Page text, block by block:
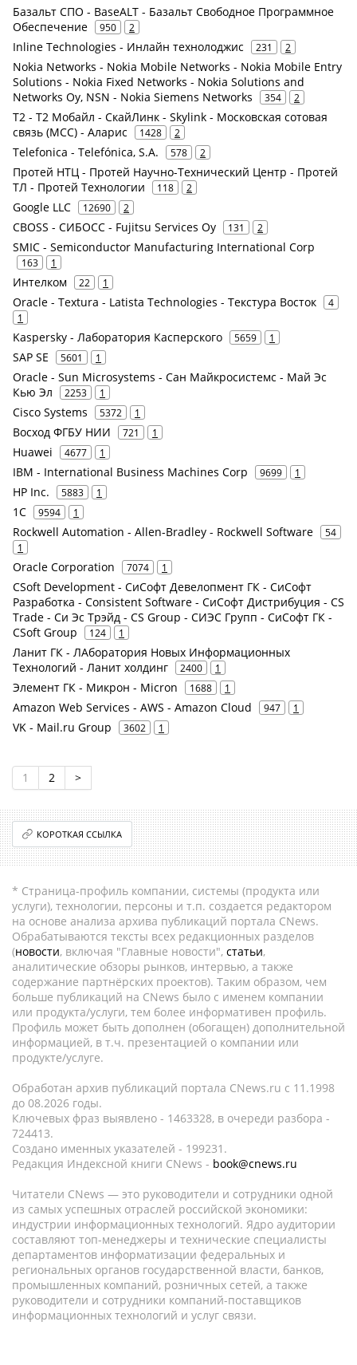
Базальт СПО - BaseALT - Базальт Свободное Программное
Обеспечение
950 2
Inline Technologies - Инлайн технолоджис 231 2
Nokia Networks - Nokia Mobile Networks - Nokia Mobile Entry
Solutions - Nokia Fixed Networks - Nokia Solutions and
Networks Oy, NSN - Nokia Siemens Networks
354 2
Т2 - Т2 Мобайл - СкайЛинк - Skylink - Московская сотовая
связь (МСС) - Аларис
1428 2
Telefonica - Telefónica, S.A. 578 2
Протей НТЦ - Протей Научно-Технический Центр - Протей
ТЛ - Протей Технологии
118 2
Google LLC 12690 2
CBOSS - СИБОСС - Fujitsu Services Oy 131 2
SMIC - Semiconductor Manufacturing International Corp
163 1
Интелком 22 1
Oracle - Textura - Latista Technologies - Текстура Восток
4
1
Kaspersky - Лаборатория Касперского 5659 1
SAP SE 5601 1
Oracle - Sun Microsystems - Сан Майкросистемс - Май Эс
Кью Эл
2253 1
Cisco Systems 5372 1
Восход ФГБУ НИИ 721 1
Huawei 4677 1
IBM - International Business Machines Corp 9699 1
HP Inc. 5883 1
1С 9594 1
Rockwell Automation - Allen-Bradley - Rockwell Software
54
1
Oracle Corporation 7074 1
CSoft Development - СиСофт Девелопмент ГК - СиСофт
Разработка - Consistent Software - СиСофт Дистрибуция - CS
Trade - Си Эс Трэйд - CS Group - СИЭС Групп - СиСофт ГК -
CSoft Group
124 1
Ланит ГК - ЛАборатория Новых Информационных
Технологий - Ланит холдинг
2400 1
Элемент ГК - Микрон - Micron 1688 1
Amazon Web Services - AWS - Amazon Cloud 947 1
VK - Mail.ru Group 3602 1
1 2 >
КОРОТКАЯ ССЫЛКА
* Страница-профиль компании, системы (продукта или
услуги), технологии, персоны и т.п. создается редактором
на основе анализа архива публикаций портала CNews.
Обрабатываются тексты всех редакционных разделов
(новости, включая "Главные новости", статьи,
аналитические обзоры рынков, интервью, а также
содержание партнёрских проектов). Таким образом, чем
больше публикаций на CNews было с именем компании
или продукта/услуги, тем более информативен профиль.
Профиль может быть дополнен (обогащен) дополнительной
информацией, в т.ч. презентацией о компании или
продукте/услуге.
Обработан архив публикаций портала CNews.ru c 11.1998
до 08.2026 годы.
Ключевых фраз выявлено - 1463328, в очереди разбора -
724413.
Создано именных указателей - 199231.
Редакция Индексной книги CNews - book@cnews.ru
Читатели CNews — это руководители и сотрудники одной
из самых успешных отраслей российской экономики:
индустрии информационных технологий. Ядро аудитории
составляют топ-менеджеры и технические специалисты
департаментов информатизации федеральных и
региональных органов государственной власти, банков,
промышленных компаний, розничных сетей, а также
руководители и сотрудники компаний-поставщиков
информационных технологий и услуг связи.